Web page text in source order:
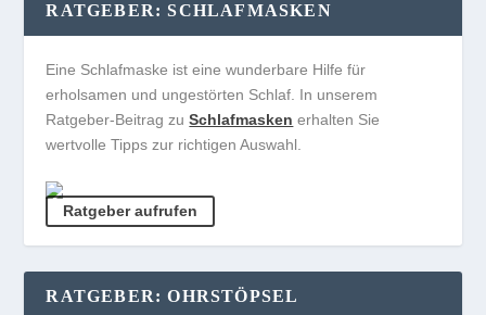
RATGEBER: SCHLAFMASKEN
Eine Schlafmaske ist eine wunderbare Hilfe für
erholsamen und ungestörten Schlaf. In unserem
Ratgeber-Beitrag zuSchlafmasken erhalten Sie
wertvolle Tipps zur richtigen Auswahl.
Ratgeber aufrufen
RATGEBER: OHRSTÖPSEL